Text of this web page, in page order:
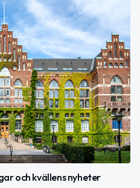
och kvällens nyheter